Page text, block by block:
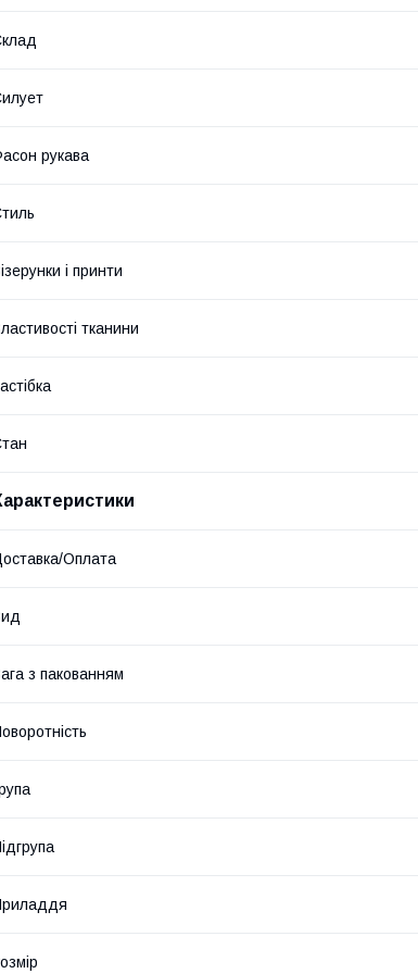
рукава
і принти
тканини
Оплата
з пакованням